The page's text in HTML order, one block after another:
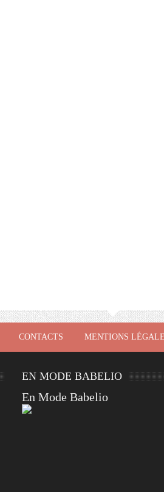
CONTACTS MENTIONS
EN MODE BABELIO
En Mode Babelio